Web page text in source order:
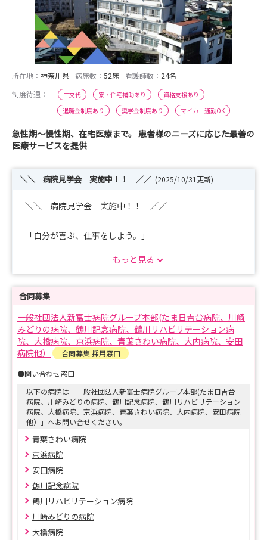
所在地： 神奈川県 病床数： 52床 看護師数： 24名
制度待遇：
二交代 寮・住宅補助あり
資格支援あり
退職金制度あり
奨学金制度あり マイカー通勤OK
急性期〜慢性期、在宅医療まで。 患者様のニーズに応じた最善の
医療サービスを提供
＼＼ 病院見学会 実施中！！ ／／ (2025/10/31更新)
＼＼ 病院見学会 実施中！！ ／／
「自分が喜ぶ、仕事をしよう。」
新富士病院グループがピッタリです♪
職場の雰囲気や地域密着型の医療を見学に来ませんか？
開催スケジュールとご都合が合わない場合は
日程は随時調整いたしますので、お気軽にご相談ください
♪
★☆―――――――――――――――――――☆★
【プログラム】
■病院説明
各病院の特徴や研修体制、求人票では分からない職場の雰
囲気など
不明点がないか確認しながらご説明させていただきます♪
■病院見学ツアー
病棟や食堂など病院内をご案内いたします！
もし見たいところがあれば気軽にご相談ください♪
もっと見る
合同募集
一般社団法人新富士病院グループ本部(たま日吉台病院、川崎
みどりの病院、鶴川記念病院、鶴川リハビリテーション病
院、大橋病院、京浜病院、青葉さわい病院、大内病院、安田
病院他）
合同募集 採用窓口
●問い合わせ窓口
以下の病院は「一般社団法人新富士病院グループ本部(たま日吉台
病院、川崎みどりの病院、鶴川記念病院、鶴川リハビリテーション
病院、大橋病院、京浜病院、青葉さわい病院、大内病院、安田病院
他）」へお問い合せください。
青葉さわい病院
京浜病院
安田病院
鶴川記念病院
鶴川リハビリテーション病院
川崎みどりの病院
大橋病院